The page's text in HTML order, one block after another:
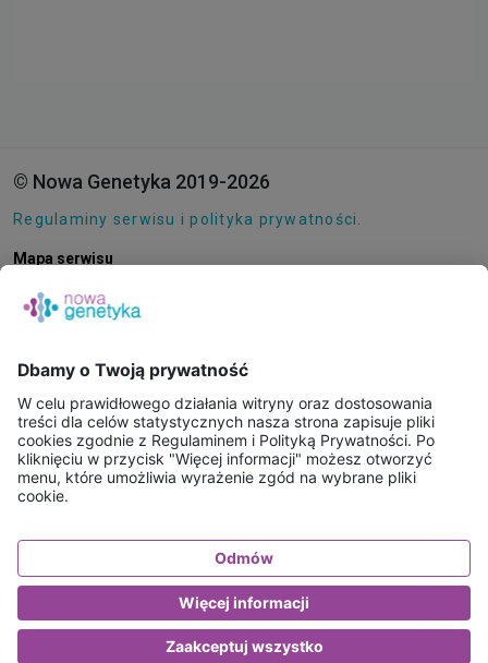
© Nowa Genetyka 2019-2026
Regulaminy serwisu i polityka prywatności.
Mapa serwisu
E-SKLEP
PUNKTY POBRAŃ
KONSULTACJE ONLINE
PORADNIE GENETYCZNE
BAZA WIEDZY
FAQ